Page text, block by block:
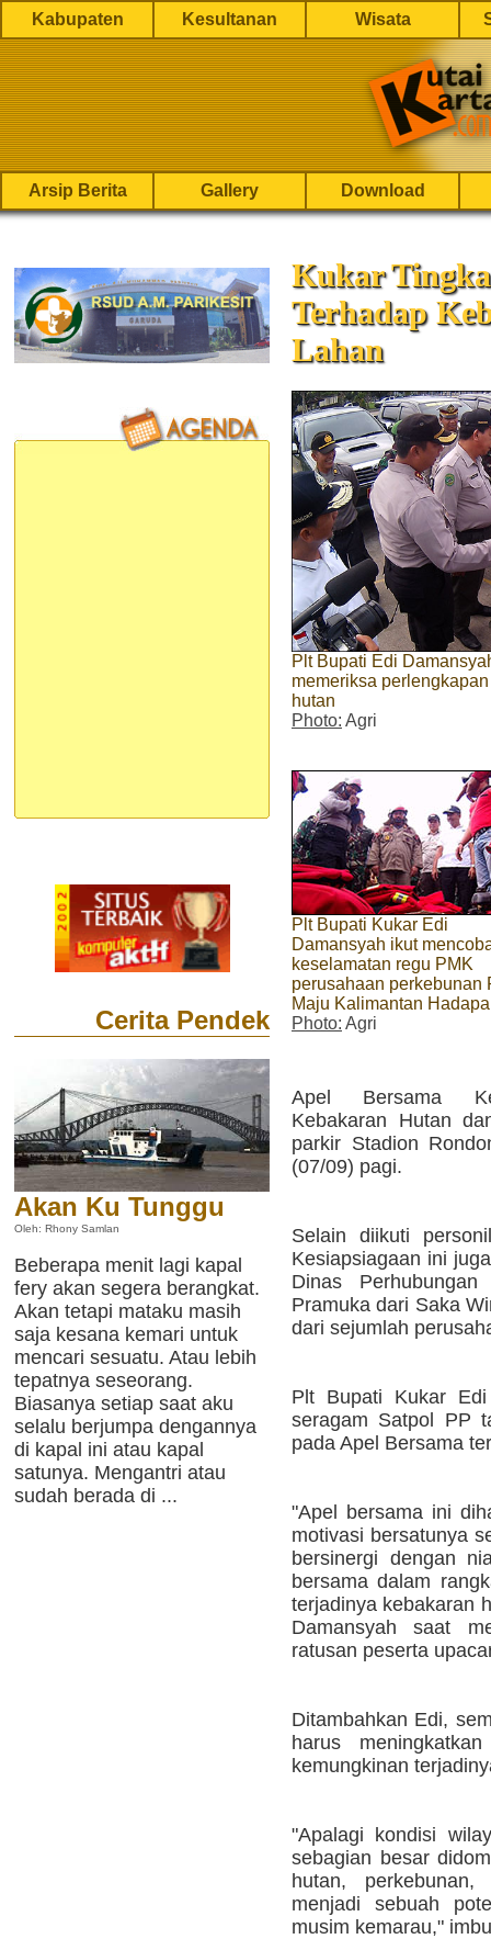
Kabupaten Kesultanan Wisata
Arsip Berita Gallery Download
Cerita Pendek
Akan Ku Tunggu
Oleh: Rhony Samlan
Beberapa menit lagi kapal
fery akan segera berangkat.
Akan tetapi mataku masih
saja kesana kemari untuk
mencari sesuatu. Atau lebih
tepatnya seseorang.
Biasanya setiap saat aku
selalu berjumpa dengannya
di kapal ini atau kapal
satunya. Mengantri atau
sudah berada di ...
Kukar
Terhadap
Lahan
Plt Bupati Edi
memeriksa
hutan
Photo: Agri
Plt Bupati Kukar Edi
Damansyah ikut
keselamatan regu PMK
perusahaan perkebunan
Maju Kalimantan
Photo: Agri
Apel Bersama
Kebakaran Hutan
parkir Stadion
(07/09) pagi.
Selain diikuti
Kesiapsiagaan ini
Dinas
Pramuka dari Saka
dari sejumlah
Plt Bupati Kukar Edi
seragam Satpol PP
pada Apel Bersama
"Apel bersama ini
motivasi bersatunya
bersinergi dengan
bersama dalam
terjadinya kebakaran
Damansyah saat
ratusan peserta
Ditambahkan Edi,
harus
kemungkinan
"Apalagi kondisi
sebagian besar
hutan,
menjadi sebuah
musim kemarau,"